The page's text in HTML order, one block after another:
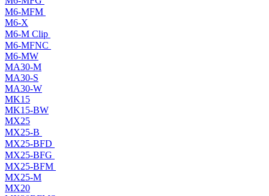
M6-MFM
M6-X
M6-M Clip
M6-MFNC
M6-MW
MA30-M
MA30-S
MA30-W
MK15
MK15-BW
MX25
MX25-B
MX25-BFD
MX25-BFG
MX25-BFM
MX25-M
MX20